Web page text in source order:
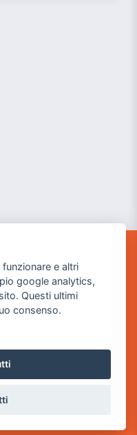
BS
e altri
google analytics,
Questi ultimi
consenso.